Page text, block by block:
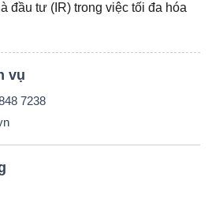
đầu tư (IR) trong việc tối đa hóa
vụ
7238